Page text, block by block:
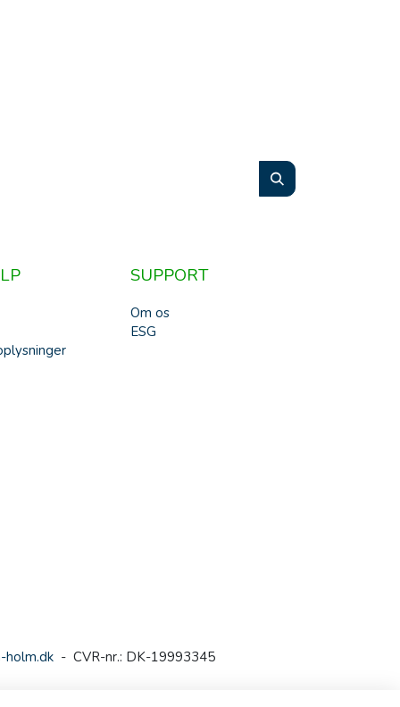
SUPPORT
Om os
ESG
holm.dk- CVR-nr.: DK-19993345